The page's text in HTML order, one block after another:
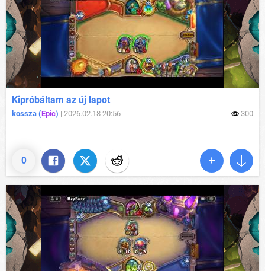
0
Kipróbáltam az új lapot
kossza (Epic) | 2026.02.18 20:56 300